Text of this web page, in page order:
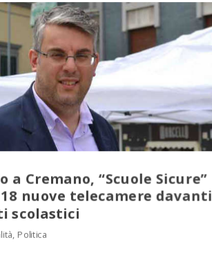
a Cremano, “Scuole Sicure”
nuove telecamere davanti
scolastici
, Politica